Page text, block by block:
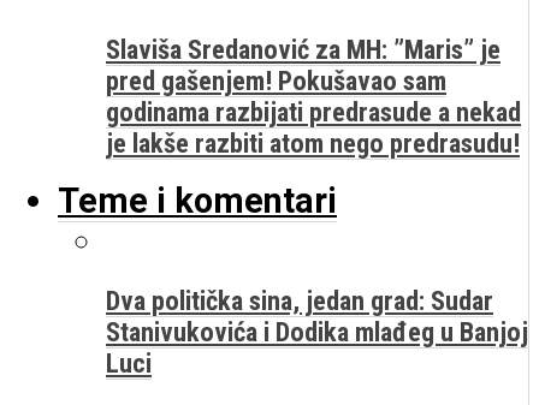
Slaviša Sredanović za MH: ”Maris” je
pred gašenjem! Pokušavao sam
godinama razbijati predrasude a nekad
je lakše razbiti atom nego predrasudu!
Teme i komentari
Dva politička sina, jedan grad: Sudar
Stanivukovića i Dodika mlađeg u Banjoj
Luci